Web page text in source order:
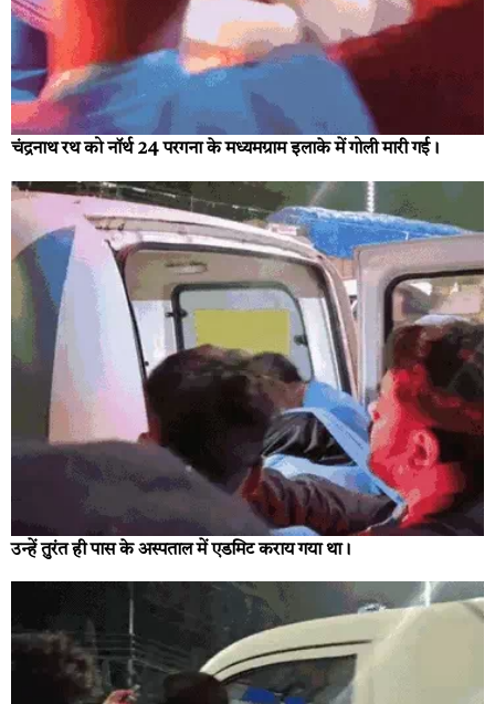
चंद्रनाथ रथ को नॉर्थ 24 परगना के मध्यमग्राम इलाके में गोली मारी गई।
उन्हें तुरंत ही पास के अस्पताल में एडमिट कराय गया था।